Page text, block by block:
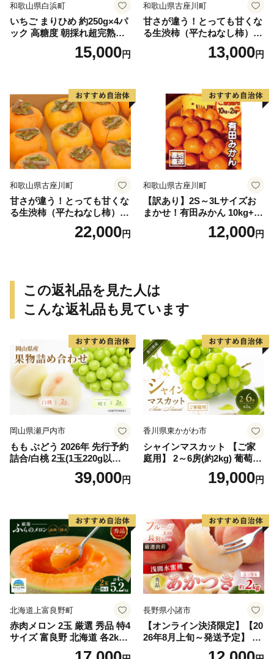
和歌山県白浜町
いちご まりひめ 約250g×4パ
ック 高糖度 朝採れ超完熟ま
りひめ 1月以降発送分
15,000円
和歌山県古座川町
甘さが違う！とっても甘くな
る生渋柿（平たねなし柿）吊
ップ付付約1.5～2kg 約6～1
017B】
13,000円
和歌山県古座川町
甘さが違う！とっても甘くな
る生渋柿（平たねなし柿）吊
ップ付約4.5～5kg 約24～30
22,000円
和歌山県古座川町
【訳あり】2S～3Lサイズお
まかせ！有田みかん 10kg+2k
g保証分 11月から12月下旬ま
でに順次発送致します。 / 訳
12,000円
この返礼品を見た人は
こんな返礼品も見ています
岡山県瀬戸内市
もも ぶどう 2026年 先行予約
詰合/白桃 2玉(1玉220g以
上)・シャインマスカット 晴
39,000円
香川県東かがわ市
シャインマスカット 【ご家
庭用】 2～6房(約2kg) 葡萄 ぶ
どう ブドウ フルーツ 果物 く
だもの 果実 旬の果物 旬のフ
19,000円
北海道上富良野町
赤肉メロン 2玉 厳選 秀品 特4
サイズ 富良野 北海道 各2kg
～2.6kg 2玉 セット ファーム
長野県小諸市
【オンライン決済限定】【20
26年8月上旬～発送予定】 先
行予約 「浅間水蜜桃プレミ